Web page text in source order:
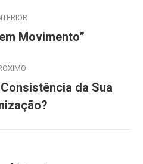
PostMovimento”
Próximo
post:
da Sua